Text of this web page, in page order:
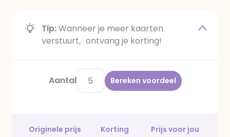
Tip:Wanneer je meer kaarten
verstuurt, ontvang je korting!
Aantal Bereken voordeel
Originele prijs Korting
Prijs voor jou